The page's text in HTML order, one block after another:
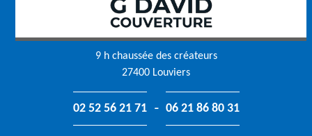
9 h chaussée des créateurs
27400 Louviers
02 52 56 21 71 - 06 21 86 80 31